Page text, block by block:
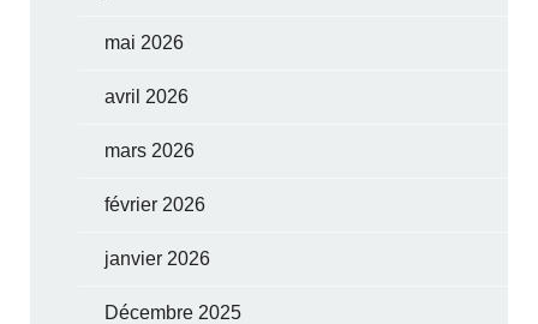
mai 2026
avril 2026
mars 2026
février 2026
janvier 2026
Décembre 2025